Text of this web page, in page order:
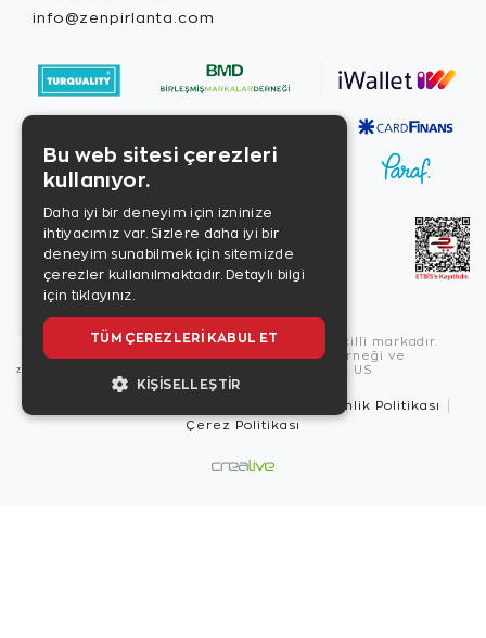
info@zenpirlanta.com
Copyright © 2026, Zen Diamond tescilli markadır.
Zen Diamond Birleşmiş Markalar Derneği ve
Turquality Destek Programı üyesidir. US
Güvenlik Politikası
Çerez Politikası
Bu web sitesi çerezleri
kullanıyor.
Daha iyi bir deneyim için izninize
ihtiyacımız var. Sizlere daha iyi bir
deneyim sunabilmek için sitemizde
çerezler kullanılmaktadır. Detaylı bilgi
için tıklayınız.
TÜM ÇEREZLERI KABUL ET
KIŞISELLEŞTIR